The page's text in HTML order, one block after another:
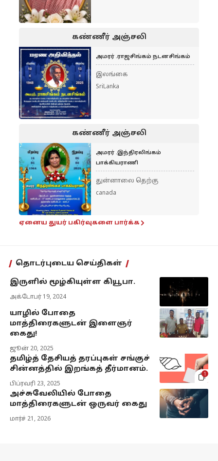
கண்ணீர் அஞ்சலி
அமரர் .ராஜசிங்கம் நடனசிங்கம்
இலங்கை
SriLanka
கண்ணீர் அஞ்சலி
அமரர் .இந்திரலிங்கம்
பாக்கியராணி
துன்னாலை தெற்கு
canada
ஏனைய துயர் பகிர்வுகளை பார்க்க
தொடர்புடைய செய்திகள்
இருளில் மூழ்கியுள்ள கியூபா.
அக்டோபர் 19, 2024
யாழில் போதை
மாத்திரைகளுடன் இளைஞர்
கைது!
ஜூன் 20, 2025
1
தமிழ்த் தேசியத் தரப்புகள் சங்குச்
சின்னத்தில் இறங்கத் தீர்மானம்.
பிப்ரவரி 23, 2025
அச்சுவேலியில் போதை
மாத்திரைகளுடன் ஒருவர் கைது
மார்ச் 21, 2026